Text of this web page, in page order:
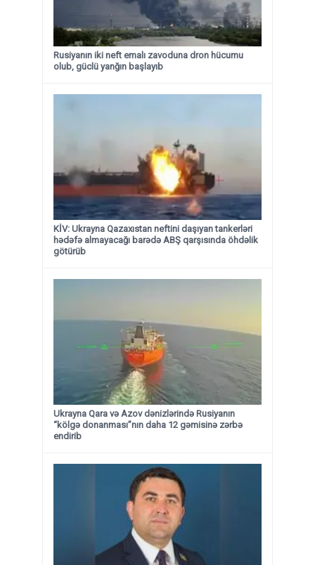
Rusiyanın iki neft emalı zavoduna dron hücumu
olub, güclü yanğın başlayıb
KİV: Ukrayna Qazaxıstan neftini daşıyan tankerləri
hədəfə almayacağı barədə ABŞ qarşısında öhdəlik
götürüb
Ukrayna Qara və Azov dənizlərində Rusiyanın
“kölgə donanması”nın daha 12 gəmisinə zərbə
endirib